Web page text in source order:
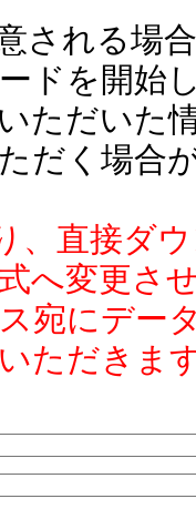
される場
ドを開始
ただいた
だく場合
、直接ダ
へ変更さ
宛にデー
ただきま